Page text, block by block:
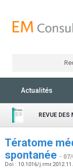
Actualités
REVUE
Tératome
spontanée -
Doi : 10.1016/